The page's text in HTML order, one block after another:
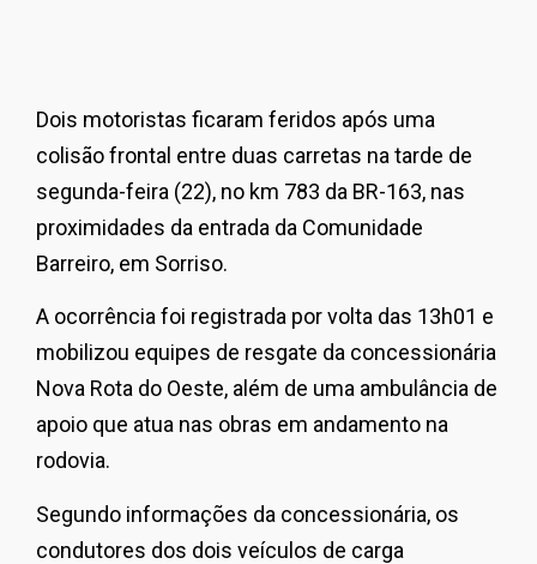
Dois motoristas ficaram feridos após uma
colisão frontal entre duas carretas na tarde de
segunda-feira (22), no km 783 da BR-163, nas
proximidades da entrada da Comunidade
Barreiro, em Sorriso.
A ocorrência foi registrada por volta das 13h01 e
mobilizou equipes de resgate da concessionária
Nova Rota do Oeste, além de uma ambulância de
apoio que atua nas obras em andamento na
rodovia.
Segundo informações da concessionária, os
condutores dos dois veículos de carga